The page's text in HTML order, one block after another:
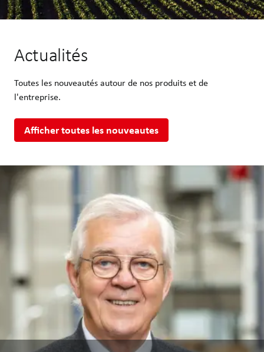
Actualités
Toutes les nouveautés autour de nos produits et de
l'entreprise.
Afficher toutes les nouveautes